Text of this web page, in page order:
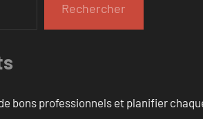
Rechercher
bons professionnels et planifier